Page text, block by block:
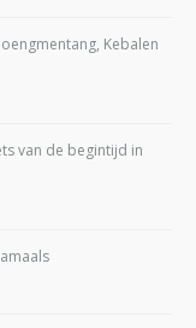
Kebalen
van de begintijd in